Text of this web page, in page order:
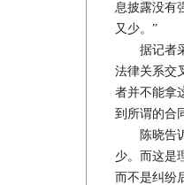
息披露没有
又少。”
据记者采
法律关系交
者并不能拿
到所谓的合
陈晓告诉
少。而这是
而不是纠纷